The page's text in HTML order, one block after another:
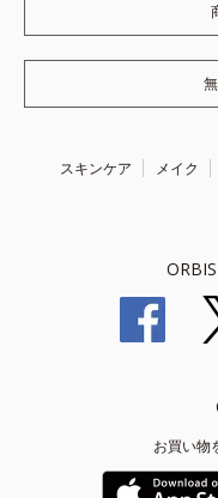
スキンケア メイク
お買い物